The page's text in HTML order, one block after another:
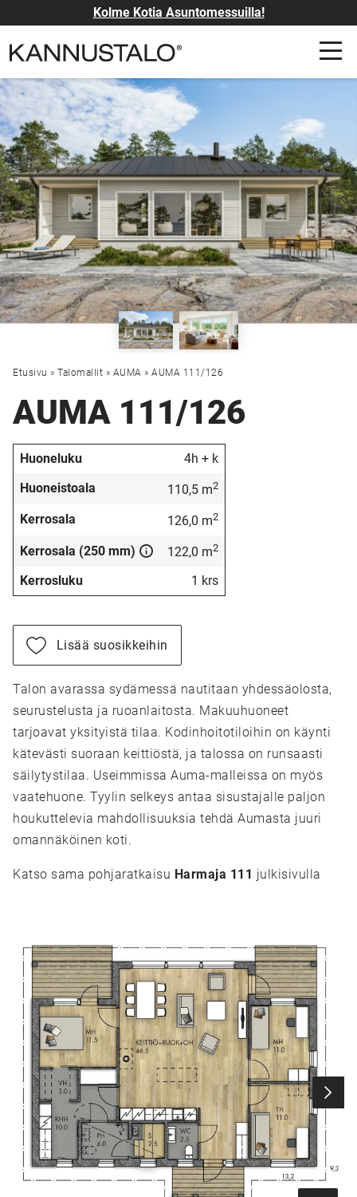
Kolme Kotia Asuntomessuilla!
Etusivu » Talomallit » AUMA » AUMA 111/126
AUMA 111/126
Huoneluku
4h + k
Huoneistoala
110,5 m2
Kerrosala 126,0 m2
Kerrosala (250 mm) 122,0 m2
Kerrosluku 1 krs
Lisää suosikkeihin
Talon avarassa sydämessä nautitaan yhdessäolosta,
seurustelusta ja ruoanlaitosta. Makuuhuoneet
tarjoavat yksityistä tilaa. Kodinhoitotiloihin on käynti
kätevästi suoraan keittiöstä, ja talossa on runsaasti
säilytystilaa. Useimmissa Auma-malleissa on myös
vaatehuone. Tyylin selkeys antaa sisustajalle paljon
houkuttelevia mahdollisuuksia tehdä Aumasta juuri
omannäköinen koti.
Katso sama pohjaratkaisu Harmaja 111 julkisivulla